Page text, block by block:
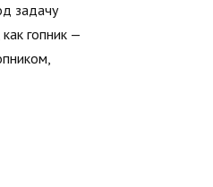
задачу
гопник —